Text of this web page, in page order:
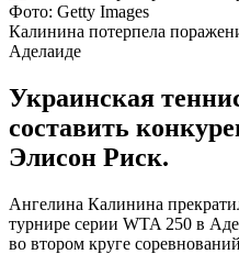
Фото: Getty Images
Калинина потерпела
Аделаиде
Украинская
составить
Элисон Риск.
Ангелина Калинина
турнире серии WTA 250 в
во втором круге